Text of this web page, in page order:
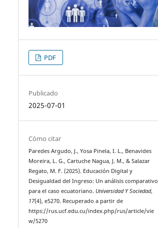
PDF
Publicado
2025-07-01
Cómo citar
Paredes Argudo, J., Yosa Pinela, I. L., Benavides
Moreira, L. G., Cartuche Nagua, J. M., & Salazar
Regato, M. F. (2025). Educación Digital y
Desigualdad del Ingreso: Un análisis comparativo
para el caso ecuatoriano. Universidad Y Sociedad,
17(4), e5270. Recuperado a partir de
https://rus.ucf.edu.cu/index.php/rus/article/vie
w/5270